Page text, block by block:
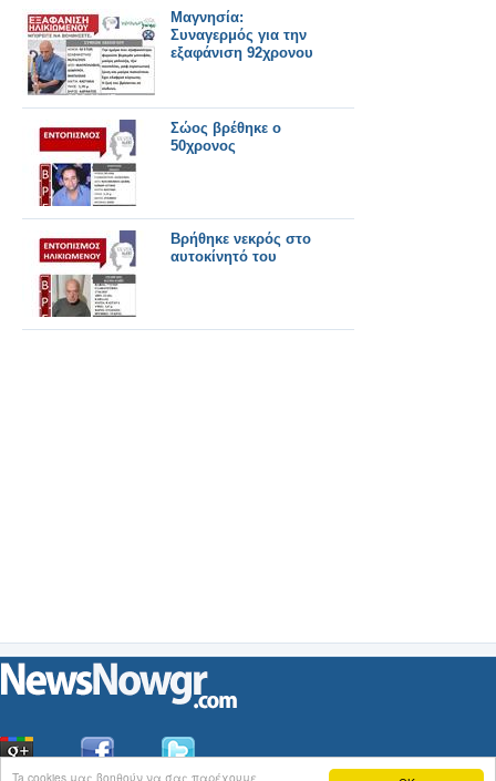
Ta cookies μας βοηθούν να σας παρέχουμε
Μαγνησία:
Συναγερμός για την
εξαφάνιση 92χρονου
Σώος βρέθηκε ο
50χρονος
Βρήθηκε νεκρός στο
αυτοκίνητό του